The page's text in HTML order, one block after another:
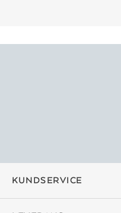
KUNDSERVICE